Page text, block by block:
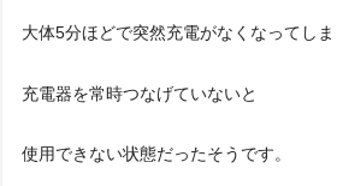
大体5分ほどで突然充電がなくなってしま
充電器を常時つなげていないと
使用できない状態だったそうです。